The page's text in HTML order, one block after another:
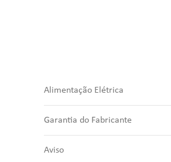
Alimentação Elétrica
Garantia do Fabricante
Aviso